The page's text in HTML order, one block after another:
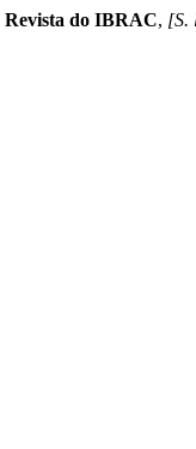
Revista do IBRAC, [S.